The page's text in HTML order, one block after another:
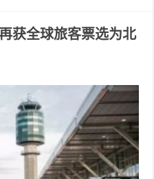
获全球旅客票选为北